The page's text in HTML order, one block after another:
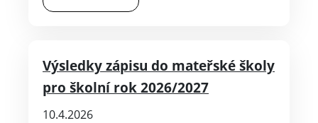
Výsledky zápisu do mateřské školy
pro školní rok 2026/2027
10.4.2026